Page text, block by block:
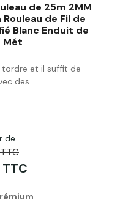
de 25m 2MM
de Fil de
Blanc Enduit de
Mét
tordre et il suffit de
des...
de